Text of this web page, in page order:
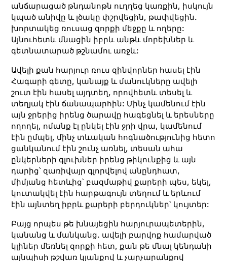
անճարացած թնդանոթն ուղղեց կառքին, իսկույն
կպած անիվը և լծակը փշրվեցին, թափվեցին.
խորտակեց ռուսաց զորքի մեջքը և ողերը:
Այնուհետև մնացին իբրև անթև մորեխներ և
գետնատարած թշնամու առջև:
Ավելի քան հարյուր ռուս զինվորներ հասել էին
Հագարի գետը, կանայք և մանուկները ավելի
շուտ էին հասել այդտեղ, որովհետև տեսել և
տեղյակ էին ճանապարհին: Մինչ կամենում էին
այն ջրերից իրենց ծարավը հագեցնել և երեսները
ողողել, ոմանք էլ ընկել էին ջրի վրա, կամենում
էին ըմպել, մինչ տևական հոգնածությունից հետո
ցանկանում էին շունչ առնել, տեսան ահա
ընկերների գլուխներ իրենց թիկունքից և այն
դարից՝ զառիվայր գլորվելով անընդհատ,
միմյանց հետևից՝ բազմաթիվ քարերի պես, եկել,
կուտակվել էին հարթագույն տեղում և երևում
էին այնտեղ իբրև քարերի բերդուկներ՝ կույտեր:
Բայց որպես թե խնայեցին հարյուրապետերին,
կանանց և մանկանց. ավելի բարվոք համարված
կլիներ մեռնել զորքի հետ, քան թե մնալ կենդանի
այնպիսի թշվառ կյանքով և չարչարանքով